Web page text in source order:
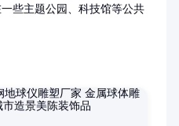
些主题公园、科技馆等公共